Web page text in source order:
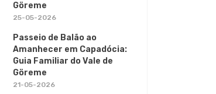
Göreme
25-05-2026
Passeio de Balão ao
Amanhecer em Capadócia:
Guia Familiar do Vale de
Göreme
21-05-2026